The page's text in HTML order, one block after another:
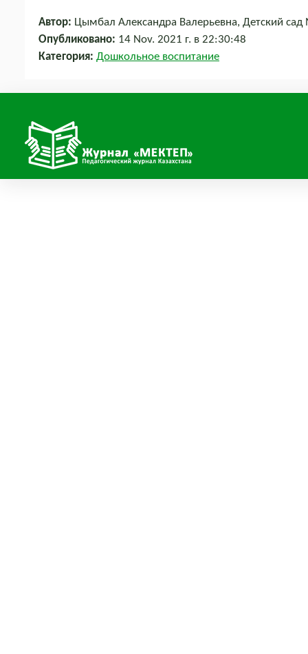
Автор: Цымбал Александра Валерьевна, Детский
Опубликовано: 14 Nov. 2021 г. в 22:30:48
Категория: Дошкольное воспитание